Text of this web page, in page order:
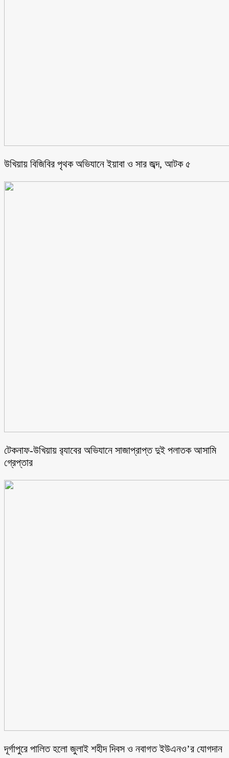
উখিয়ায় বিজিবির পৃথক অভিযানে ইয়াবা ও সার জব্দ, আটক ৫
টেকনাফ-উখিয়ায় র‌্যাবের অভিযানে সাজাপ্রাপ্ত দুই পলাতক আসামি
গ্রেপ্তার
‎দূর্গাপুরে পালিত হলো জুলাই শহীদ দিবস ও নবাগত ইউএনও’র যোগদান ‎